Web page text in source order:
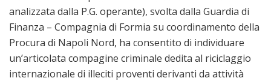
analizzata dalla P.G. operante), svolta dalla Guardia di
Finanza – Compagnia di Formia su coordinamento della
Procura di Napoli Nord, ha consentito di individuare
un’articolata compagine criminale dedita al riciclaggio
internazionale di illeciti proventi derivanti da attività